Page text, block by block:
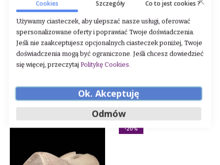
Podkładka Torpol 24h
Rating:
DODAJ DO KOSZYKA
Podkładka żelowa Acavallo
Therapeutic Soft "Dri-Lex"
24h
DODAJ DO KOSZYKA
-20%
Cookies Szczegóły Co to jest cookies ?
Używamy ciasteczek, aby ulepszać nasze usługi, oferować
spersonalizowane oferty i poprawiać Twoje doświadczenia.
Jeśli nie zaakceptujesz opcjonalnych ciasteczek poniżej, Twoje
doświadczenia mogą być ograniczone. Jeśli chcesz dowiedzieć
się więcej, przeczytaj Politykę Cookies.
Ok. Akceptuję
Odmów